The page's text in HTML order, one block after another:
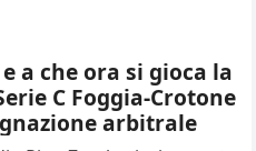
a che ora si gioca la
C Foggia-Crotone
arbitrale